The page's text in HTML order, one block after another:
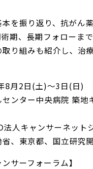
を振り返り、抗がん
期、長期フォローま
り組みも紹介し、治
8月2日(土)～3日(日)
ンター中央病院 築地
法人キャンサーネット
、東京都、国立研究
サーフォーラム】